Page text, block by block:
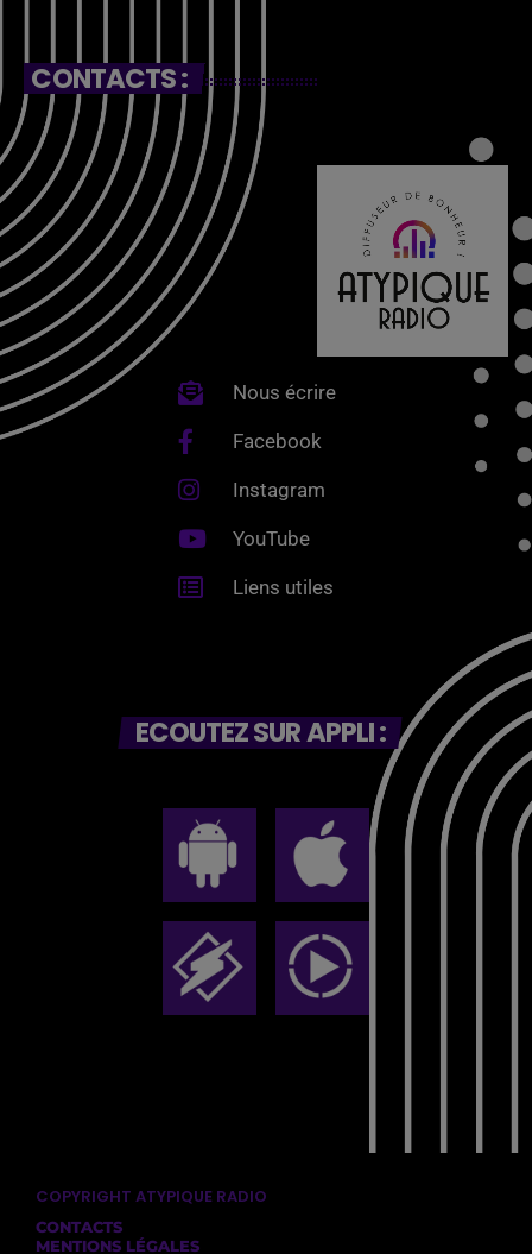
CONTACTS :
Nous écrire
Facebook
Instagram
YouTube
Liens utiles
ECOUTEZ SUR APPLI :
COPYRIGHT ATYPIQUE RADIO
CONTACTS
MENTIONS LÉGALES